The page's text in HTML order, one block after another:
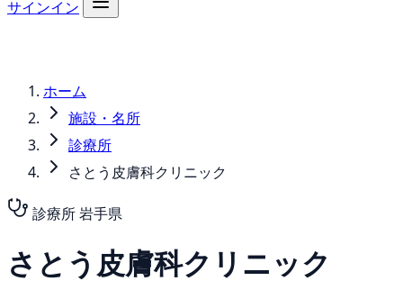
サインイン
ホーム
施設・名所
診療所
さとう皮膚科クリニック
診療所岩手県
さとう皮膚科クリニック